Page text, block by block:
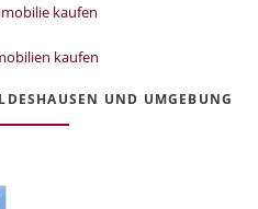
kaufen
kaufen
UND UMGEBUNG